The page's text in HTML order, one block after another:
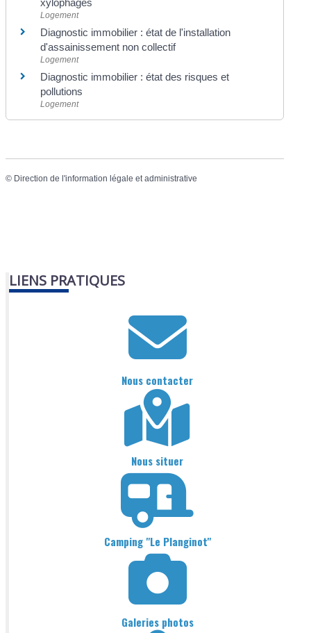
xylophages
Logement
Diagnostic immobilier : état de l'installation
d'assainissement non collectif
Logement
Diagnostic immobilier : état des risques et
pollutions
Logement
© Direction de l'information légale et administrative
LIENS PRATIQUES
Nous contacter
Nous situer
Camping "Le Planginot"
Galeries photos